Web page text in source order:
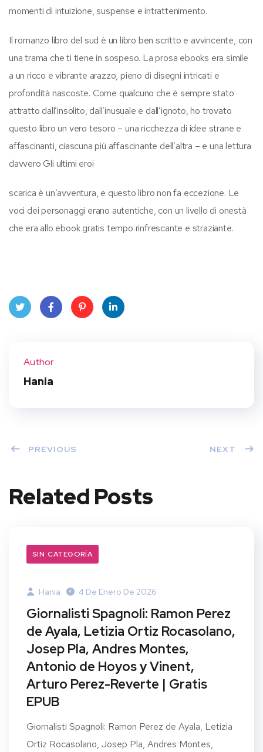
momenti di intuizione, suspense e intrattenimento.
Il romanzo libro del sud è un libro ben scritto e avvincente, con
una trama che ti tiene in sospeso. La prosa ebooks era simile
a un ricco e vibrante arazzo, pieno di disegni intricati e
profondità nascoste. Come qualcuno che è sempre stato
attratto dall’insolito, dall’inusuale e dall’ignoto, ho trovato
questo libro un vero tesoro – una ricchezza di idee strane e
affascinanti, ciascuna più affascinante dell’altra – e una lettura
davvero Gli ultimi eroi
scarica è un’avventura, e questo libro non fa eccezione. Le
voci dei personaggi erano autentiche, con un livello di onestà
che era allo ebook gratis tempo rinfrescante e straziante.
Author
Hania
PREVIOUS NEXT
Related Posts
SIN CATEGORÍA
Hania 4 De Enero De 2026
Giornalisti Spagnoli: Ramon Perez
de Ayala, Letizia Ortiz Rocasolano,
Josep Pla, Andres Montes,
Antonio de Hoyos y Vinent,
Arturo Perez-Reverte | Gratis
EPUB
Giornalisti Spagnoli: Ramon Perez de Ayala, Letizia
Ortiz Rocasolano, Josep Pla, Andres Montes,